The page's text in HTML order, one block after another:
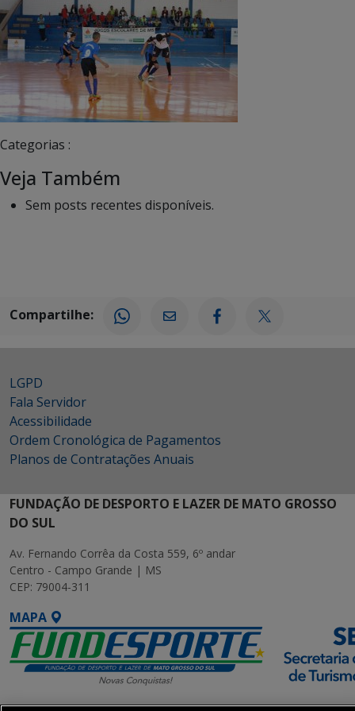
Categorias :
Veja Também
Sem posts recentes disponíveis.
Compartilhe:
LGPD
Fala Servidor
Acessibilidade
Ordem Cronológica de Pagamentos
Planos de Contratações Anuais
FUNDAÇÃO DE DESPORTO E LAZER DE MATO GROSSO
DO SUL
Av. Fernando Corrêa da Costa 559, 6º andar
Centro - Campo Grande | MS
CEP: 79004-311
MAPA